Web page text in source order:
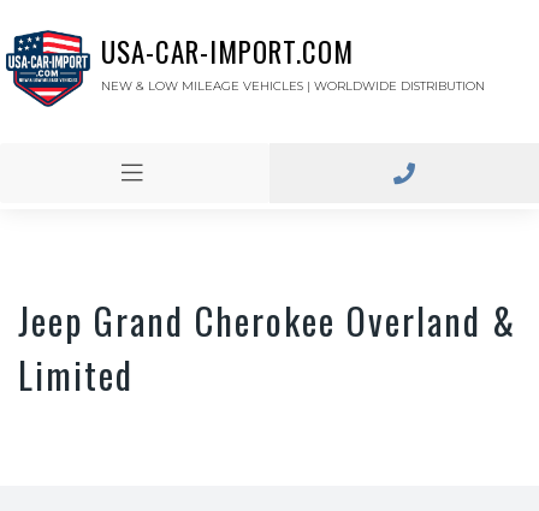
USA-CAR-IMPORT.COM
NEW & LOW MILEAGE VEHICLES | WORLDWIDE DISTRIBUTION
Jeep Grand Cherokee Overland &
Limited